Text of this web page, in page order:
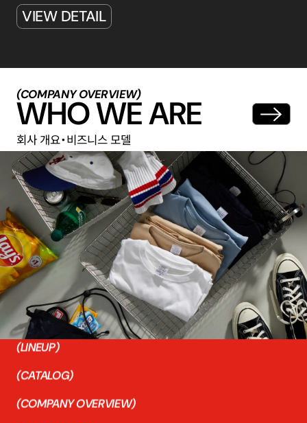
VIEW DETAIL
COMPANY OVERVIEW
WHOWEARE
회사 개요・비즈니스모델
HOME 유나이티드 애슬
(CONTACT)
FOR BUSINESS
판매・거래를 희망하시는 분들께
B2B(기업 간 거래)
(ABOUT)
(LINEUP)
(CATALOG)
(COMPANY OVERVIEW)
INSTAGRAM
C.A.B. CLOTHING INC.